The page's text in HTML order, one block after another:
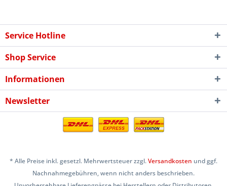
Service Hotline
Shop Service
Informationen
Newsletter
* Alle Preise inkl. gesetzl. Mehrwertsteuer zzgl.Versandkosten und ggf.
Nachnahmegebühren, wenn nicht anders beschrieben.